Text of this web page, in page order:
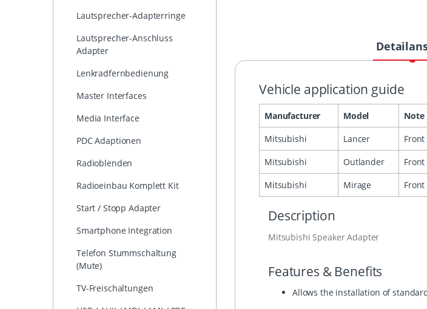
Lautsprecher-Adapterringe
Lautsprecher-Anschluss
Adapter
Lenkradfernbedienung
Master Interfaces
Media Interface
PDC Adaptionen
Radioblenden
Radioeinbau Komplett Kit
Start / Stopp Adapter
Smartphone Integration
Telefon Stummschaltung
(Mute)
TV-Freischaltungen
Vehicle application guide
Manufacturer Model Note
Mitsubishi
Lancer
Mitsubishi
Outlander
Mitsubishi
Mirage
Description
Mitsubishi Speaker Adapter
Features & Benefits
Allows the installation of